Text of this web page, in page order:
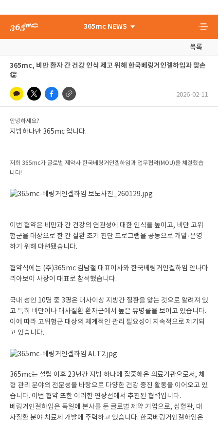
365mc NEWS
목록
365mc, 비만 환자 간 건강 인식 제고 위해 한국베링거인겔하임과 맞손
👏
2026-02-11
안녕하세요?
지방하나만 365mc 입니다.
저희 365mc가 글로벌 제약사 한국베링거인겔하임과 업무협약(MOU)을 체결했습
니다!
이번 협약은 비만과 간 건강의 연관성에 대한 인식을 높이고, 비만 고위
험군을 대상으로 한 간 질환 조기 진단 프로그램을 공동으로 개발·운영
하기 위해 마련됐습니다.
협약식에는 (주)365mc 김남철 대표이사와 한국베링거인겔하임 안나마
리아보이 사장이 대표로 참석했습니다.
국내 성인 10명 중 3명은 대사이상 지방간 질환을 앓는 것으로 알려져 있
고 특히 비만이나 대사질환 환자군에서 높은 유병률을 보이고 있습니다.
이에 따라 고위험군 대상의 체계적인 관리 필요성이 지속적으로 제기되
고 있습니다.
365mc는 설립 이후 23년간 지방 하나에 집중해온 의료기관으로서, 체
형 관리 분야의 전문성을 바탕으로 다양한 건강 증진 활동을 이어오고 있
습니다. 이번 협약 또한 이러한 연장선에서 추진된 협력입니다.
베링거인겔하임은 독일에 본사를 둔 글로벌 제약 기업으로, 심혈관, 대
사질환 분야 치료제 개발에 주력하고 있습니다. 한국베링거인겔하임은